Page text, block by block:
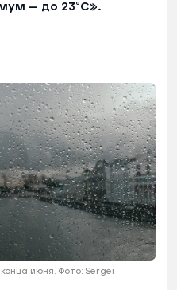
— до 23°C».
июня. Фото: Sergei